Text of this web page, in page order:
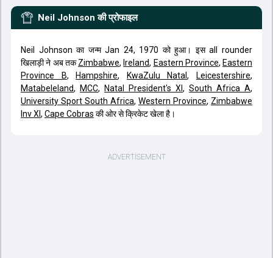
Neil Johnson की प्रोफाइल
Neil Johnson का जन्म Jan 24, 1970 को हुआ। इस all rounder
खिलाड़ी ने अब तकZimbabwe, Ireland, Eastern Province, Eastern
Province B, Hampshire, KwaZulu Natal, Leicestershire,
Matabeleland, MCC, Natal President's XI , South Africa A,
University Sport South Africa, Western Province, Zimbabwe
Inv XI , Cape Cobras की ओर से क्रिकेट खेला है।